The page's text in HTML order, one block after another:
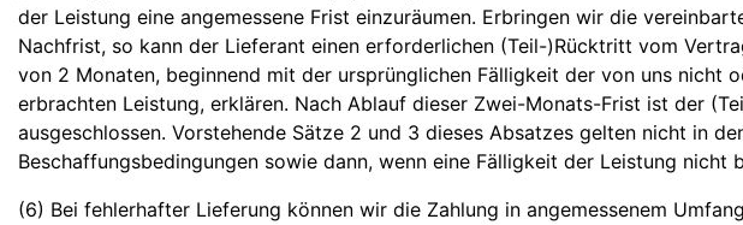
der Leistung eine angemessene Frist einzuräumen. Erbringen wir die
Nachfrist, so kann der Lieferant einen erforderlichen (Teil-)Rücktritt vom
von 2 Monaten, beginnend mit der ursprünglichen Fälligkeit der von uns nicht
erbrachten Leistung, erklären. Nach Ablauf dieser Zwei-Monats-Frist ist der
ausgeschlossen. Vorstehende Sätze 2 und 3 dieses Absatzes gelten nicht in
Beschaffungsbedingungen sowie dann, wenn eine Fälligkeit der Leistung nicht
(6) Bei fehlerhafter Lieferung können wir die Zahlung in angemessenem